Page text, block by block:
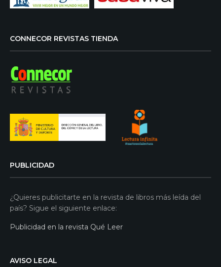
CONNECOR REVISTAS TIENDA
PUBLICIDAD
¿Quieres publicitarte en la revista de libros más leída del
país? Sigue el siguiente enlace:
Publicidad en la revista Qué Leer
AVISO LEGAL